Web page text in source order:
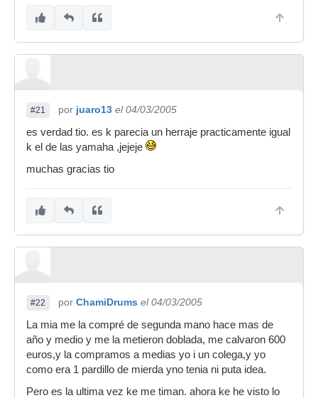
son iguales k en la export, y me
manera
No, no es un agujero, son dos. Lo que te ha
liado es el reflejo de la caja, que queda justo por
detrás en la mitad del medio -fíjate-, y da la
MAPEX o YAMAHA. La marca GIBRALTAR
pasar de 2 herrajes a uno, pero entonces
tendrás el problema que los anclajes de tu
PEARL son dos y tendrías que decidir en cuál de
los dos anclarlo, pero no tiene sentido, ya que
bombo para dmitir un sólo herraje central... o
sea, no vale la pena. No sé si me he explicao
bien...
Saludos.
#21 por juaro13 el 04/03/2005
es verdad tio. es k parecia un herraje practicamente igual
k el de las yamaha ,jejeje
muchas gracias tio
#22 por ChamiDrums el 04/03/2005
La mia me la compré de segunda mano hace mas de
año y medio y me la metieron doblada, me calvaron 600
euros,y la compramos a medias yo i un colega,y yo
como era 1 pardillo de mierda yno tenia ni puta idea.
Pero es la ultima vez ke me timan. ahora ke he visto lo